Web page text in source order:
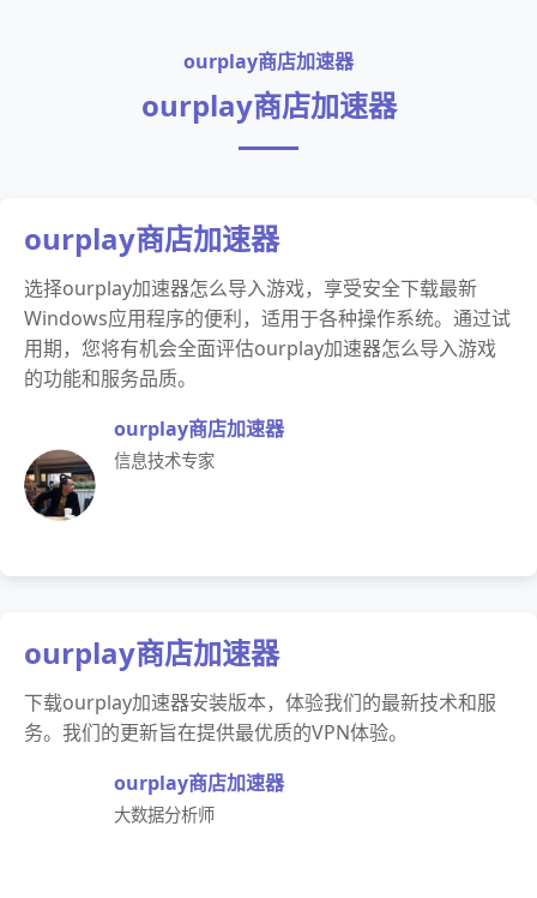
ourplay商店加速器
ourplay商店加速器
ourplay商店加速器
选择ourplay加速器怎么导入游戏，享受安全下载最新
Windows应用程序的便利，适用于各种操作系统。通过试
用期，您将有机会全面评估ourplay加速器怎么导入游戏
的功能和服务品质。
ourplay商店加速器
信息技术专家
ourplay商店加速器
下载ourplay加速器安装版本，体验我们的最新技术和服
务。我们的更新旨在提供最优质的VPN体验。
ourplay商店加速器
大数据分析师